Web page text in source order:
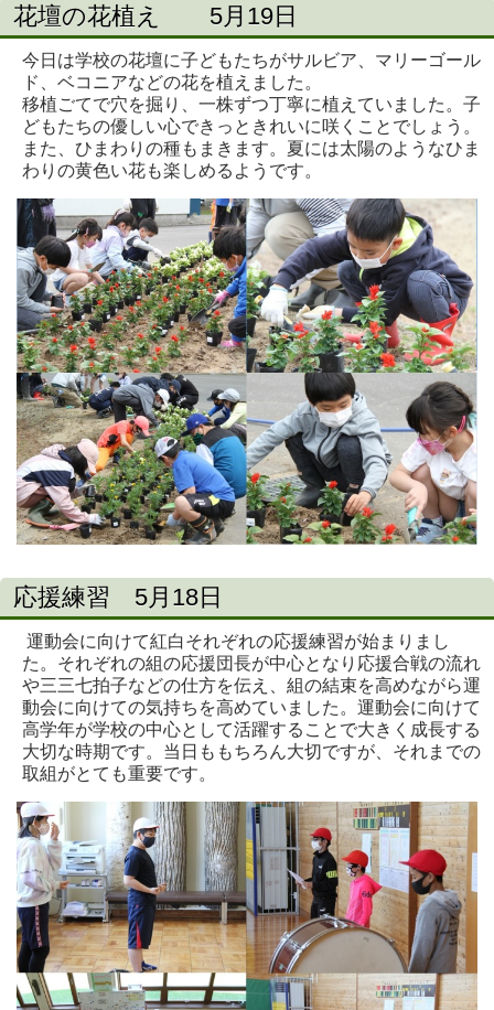
花壇の花植え 5月19日
今日は学校の花壇に子どもたちがサルビア、マリーゴール
ド、ベコニアなどの花を植えました。
移植ごてで穴を掘り、一株ずつ丁寧に植えていました。子
どもたちの優しい心できっときれいに咲くことでしょう。
また、ひまわりの種もまきます。夏には太陽のようなひま
わりの黄色い花も楽しめるようです。
応援練習 5月18日
運動会に向けて紅白それぞれの応援練習が始まりまし
た。それぞれの組の応援団長が中心となり応援合戦の流れ
や三三七拍子などの仕方を伝え、組の結束を高めながら運
動会に向けての気持ちを高めていました。運動会に向けて
高学年が学校の中心として活躍することで大きく成長する
大切な時期です。当日ももちろん大切ですが、それまでの
取組がとても重要です。